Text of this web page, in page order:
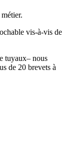
vis-à-vis de
tuyaux– nous
de 20 brevets à